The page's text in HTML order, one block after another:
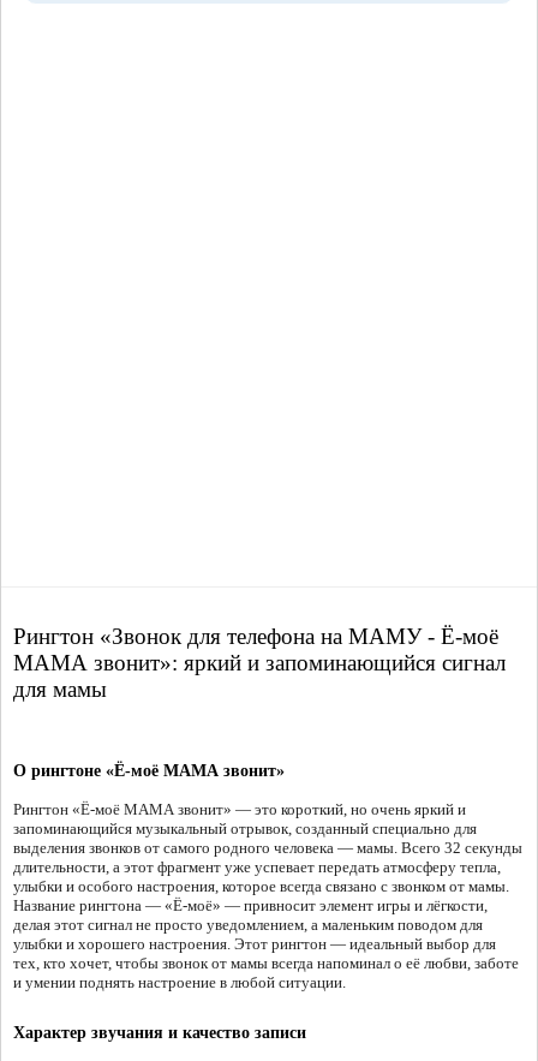
Рингтон «Звонок для телефона на МАМУ - Ё-моё
МАМА звонит»: яркий и запоминающийся сигнал
для мамы
О рингтоне «Ё-моё МАМА звонит»
Рингтон «Ё-моё МАМА звонит» — это короткий, но очень яркий и
запоминающийся музыкальный отрывок, созданный специально для
выделения звонков от самого родного человека — мамы. Всего 32 секунды
длительности, а этот фрагмент уже успевает передать атмосферу тепла,
улыбки и особого настроения, которое всегда связано с звонком от мамы.
Название рингтона — «Ё-моё» — привносит элемент игры и лёгкости,
делая этот сигнал не просто уведомлением, а маленьким поводом для
улыбки и хорошего настроения. Этот рингтон — идеальный выбор для
тех, кто хочет, чтобы звонок от мамы всегда напоминал о её любви, заботе
и умении поднять настроение в любой ситуации.
Характер звучания и качество записи